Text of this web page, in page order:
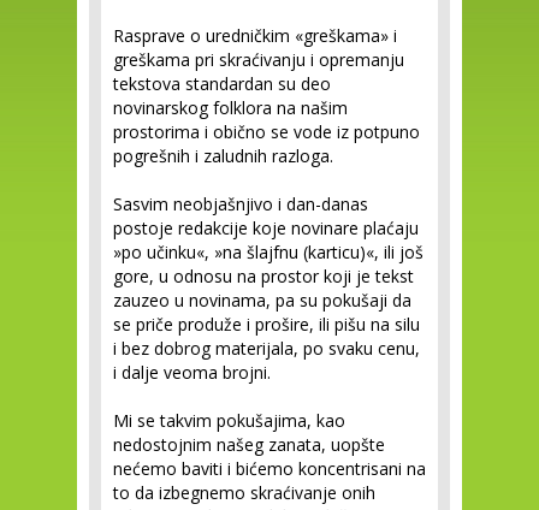
Rasprave o uredničkim «greškama» i
greškama pri skraćivanju i opremanju
tekstova standardan su deo
novinarskog folklora na našim
prostorima i obično se vode iz potpuno
pogrešnih i zaludnih razloga.
Sasvim neobjašnjivo i dan-danas
postoje redakcije koje novinare plaćaju
»po učinku«, »na šlajfnu (karticu)«, ili još
gore, u odnosu na prostor koji je tekst
zauzeo u novinama, pa su pokušaji da
se priče produže i prošire, ili pišu na silu
i bez dobrog materijala, po svaku cenu,
i dalje veoma brojni.
Mi se takvim pokušajima, kao
nedostojnim našeg zanata, uopšte
nećemo baviti i bićemo koncentrisani na
to da izbegnemo skraćivanje onih